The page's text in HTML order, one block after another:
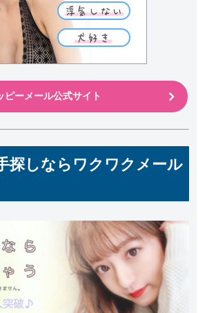
ピーメール公式サイト
探しならワクワクメール